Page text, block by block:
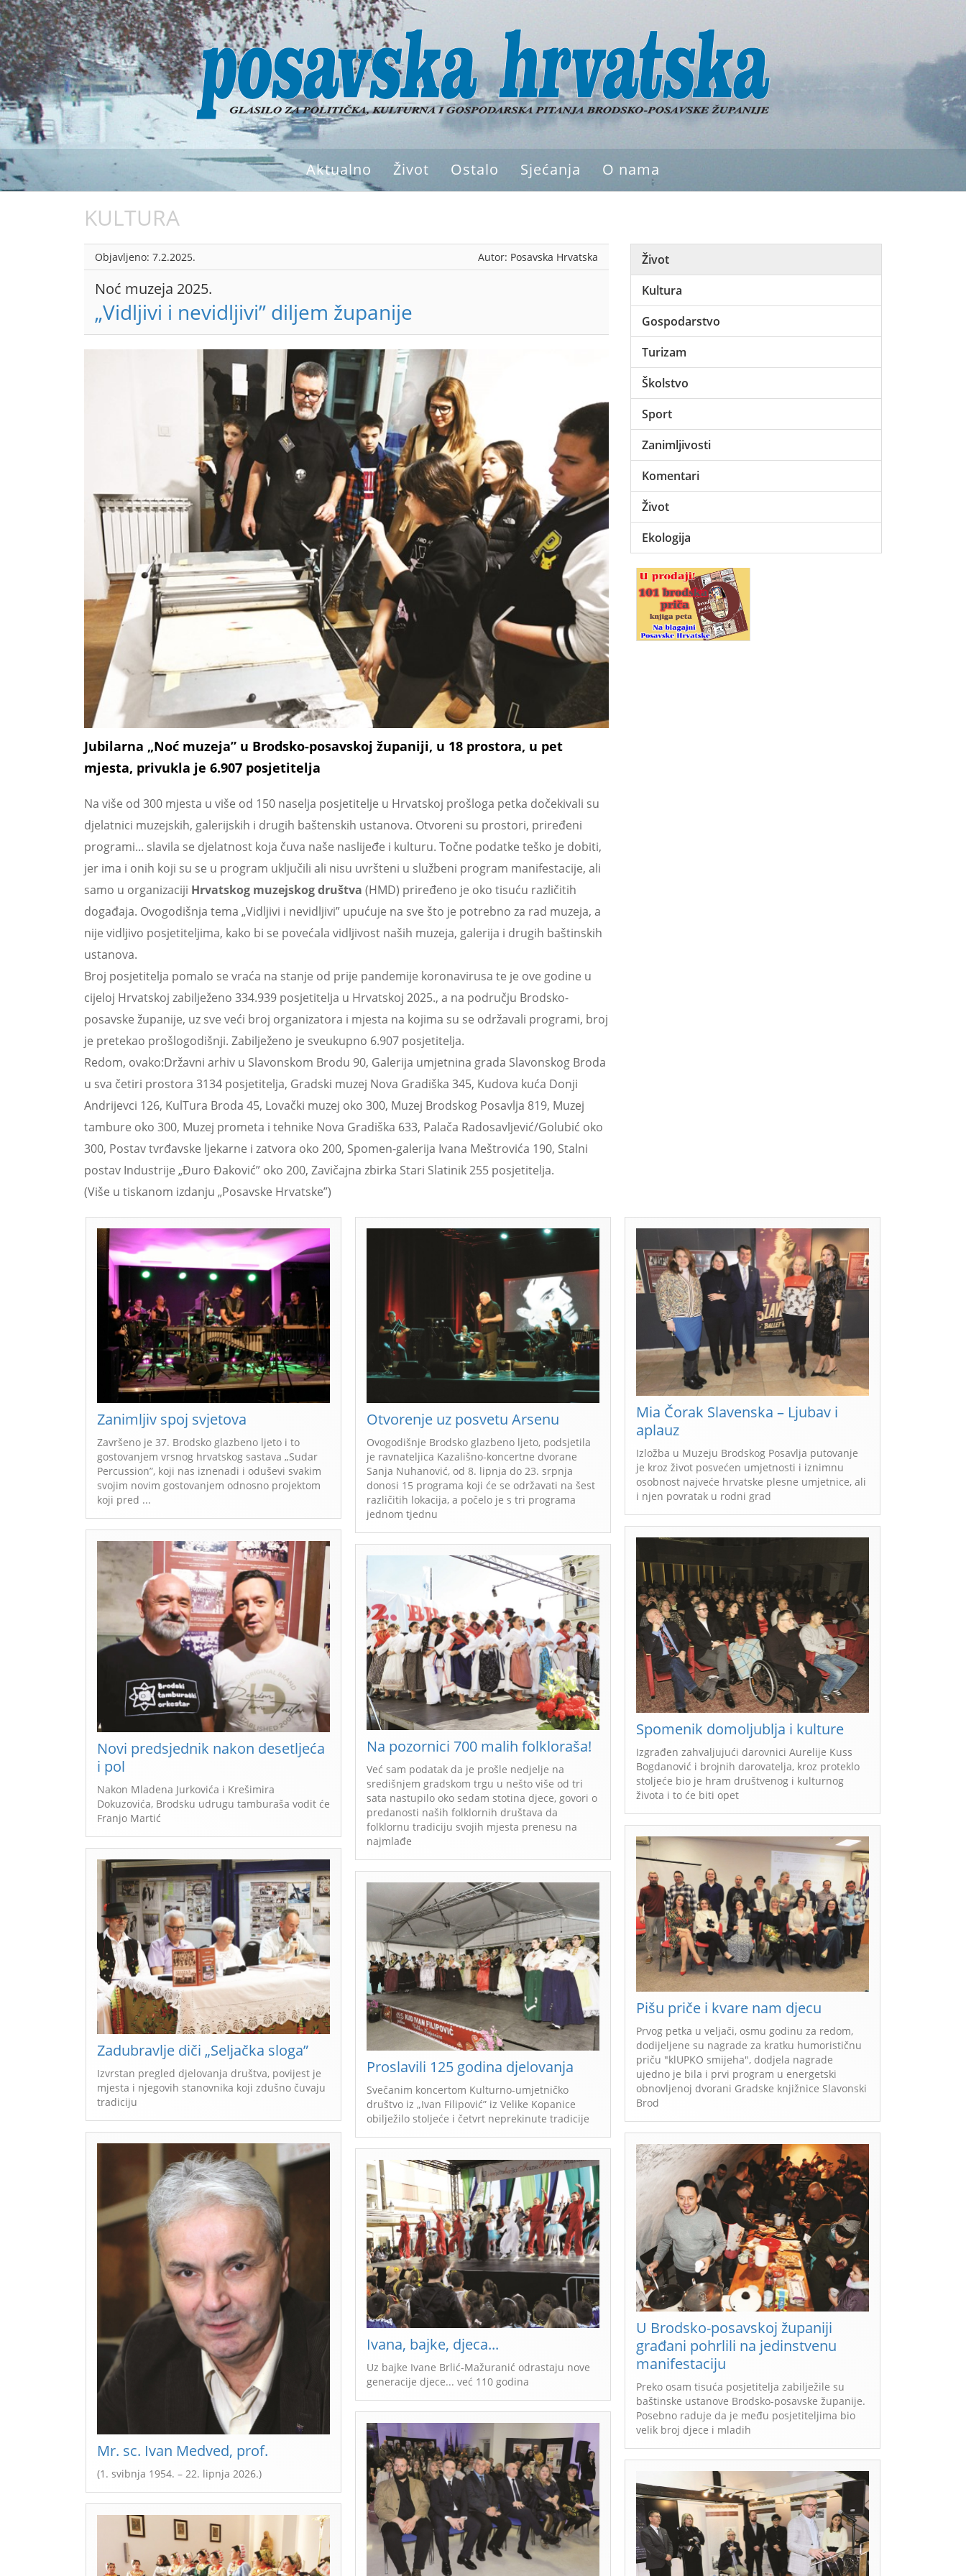
Aktualno Život Ostalo Sjećanja O nama
KULTURA
Objavljeno: 7.2.2025. Autor: Posavska Hrvatska
Noć muzeja 2025.
„Vidljivi i nevidljivi” diljem županije
Jubilarna „Noć muzeja” u Brodsko-posavskoj županiji, u 18 prostora, u pet
mjesta, privukla je 6.907 posjetitelja
Na više od 300 mjesta u više od 150 naselja posjetitelje u Hrvatskoj prošloga petka dočekivali su
djelatnici muzejskih, galerijskih i drugih baštenskih ustanova. Otvoreni su prostori, priređeni
programi... slavila se djelatnost koja čuva naše naslijeđe i kulturu. Točne podatke teško je dobiti,
jer ima i onih koji su se u program uključili ali nisu uvršteni u službeni program manifestacije, ali
samo u organizaciji Hrvatskog muzejskog društva (HMD) priređeno je oko tisuću različitih
događaja. Ovogodišnja tema „Vidljivi i nevidljivi” upućuje na sve što je potrebno za rad muzeja, a
nije vidljivo posjetiteljima, kako bi se povećala vidljivost naših muzeja, galerija i drugih baštinskih
ustanova.
Broj posjetitelja pomalo se vraća na stanje od prije pandemije koronavirusa te je ove godine u
cijeloj Hrvatskoj zabilježeno 334.939 posjetitelja u Hrvatskoj 2025., a na području Brodsko-
posavske županije, uz sve veći broj organizatora i mjesta na kojima su se održavali programi, broj
je pretekao prošlogodišnji. Zabilježeno je sveukupno 6.907 posjetitelja.
Redom, ovako:Državni arhiv u Slavonskom Brodu 90, Galerija umjetnina grada Slavonskog Broda
u sva četiri prostora 3134 posjetitelja, Gradski muzej Nova Gradiška 345, Kudova kuća Donji
Andrijevci 126, KulTura Broda 45, Lovački muzej oko 300, Muzej Brodskog Posavlja 819, Muzej
tambure oko 300, Muzej prometa i tehnike Nova Gradiška 633, Palača Radosavljević/Golubić oko
300, Postav tvrđavske ljekarne i zatvora oko 200, Spomen-galerija Ivana Meštrovića 190, Stalni
postav Industrije „Đuro Đaković” oko 200, Zavičajna zbirka Stari Slatinik 255 posjetitelja.
(Više u tiskanom izdanju „Posavske Hrvatske”)
Život
Kultura
Gospodarstvo
Turizam
Školstvo
Sport
Zanimljivosti
Komentari
Život
Ekologija
Zanimljiv spoj svjetova
Završeno je 37. Brodsko glazbeno ljeto i to
gostovanjem vrsnog hrvatskog sastava „Sudar
Percussion”, koji nas iznenadi i oduševi svakim
svojim novim gostovanjem odnosno projektom
koji pred ...
Novi predsjednik nakon desetljeća
i pol
Nakon Mladena Jurkovića i Krešimira
Dokuzovića, Brodsku udrugu tamburaša vodit će
Franjo Martić
Zadubravlje diči „Seljačka sloga”
Izvrstan pregled djelovanja društva, povijest je
mjesta i njegovih stanovnika koji zdušno čuvaju
tradiciju
Mr. sc. Ivan Medved, prof.
(1. svibnja 1954. – 22. lipnja 2026.)
Otvorenje uz posvetu Arsenu
Ovogodišnje Brodsko glazbeno ljeto, podsjetila
je ravnateljica Kazališno-koncertne dvorane
Sanja Nuhanović, od 8. lipnja do 23. srpnja
donosi 15 programa koji će se održavati na šest
različitih lokacija, a počelo je s tri programa
jednom tjednu
Na pozornici 700 malih folkloraša!
Već sam podatak da je prošle nedjelje na
središnjem gradskom trgu u nešto više od tri
sata nastupilo oko sedam stotina djece, govori o
predanosti naših folklornih društava da
folklornu tradiciju svojih mjesta prenesu na
najmlađe
Proslavili 125 godina djelovanja
Svečanim koncertom Kulturno-umjetničko
društvo iz „Ivan Filipović” iz Velike Kopanice
obilježilo stoljeće i četvrt neprekinute tradicije
Ivana, bajke, djeca...
Uz bajke Ivane Brlić-Mažuranić odrastaju nove
generacije djece... već 110 godina
Mia Čorak Slavenska – Ljubav i
aplauz
Izložba u Muzeju Brodskog Posavlja putovanje
je kroz život posvećen umjetnosti i iznimnu
osobnost najveće hrvatske plesne umjetnice, ali
i njen povratak u rodni grad
Spomenik domoljublja i kulture
Izgrađen zahvaljujući darovnici Aurelije Kuss
Bogdanović i brojnih darovatelja, kroz proteklo
stoljeće bio je hram društvenog i kulturnog
života i to će biti opet
Pišu priče i kvare nam djecu
Prvog petka u veljači, osmu godinu za redom,
dodijeljene su nagrade za kratku humorističnu
priču "klUPKO smijeha", dodjela nagrade
ujedno je bila i prvi program u energetski
obnovljenoj dvorani Gradske knjižnice Slavonski
Brod
U Brodsko-posavskoj županiji
građani pohrlili na jedinstvenu
manifestaciju
Preko osam tisuća posjetitelja zabilježile su
baštinske ustanove Brodsko-posavske županije.
Posebno raduje da je među posjetiteljima bio
velik broj djece i mladih